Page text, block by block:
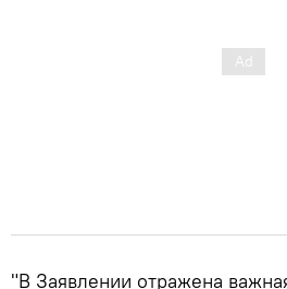
"В Заявлении отражена